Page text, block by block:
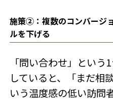
施策②：複数のコンバージ
ルを下げる
「問い合わせ」とい
していると、「まだ相
いう温度感の低い訪問